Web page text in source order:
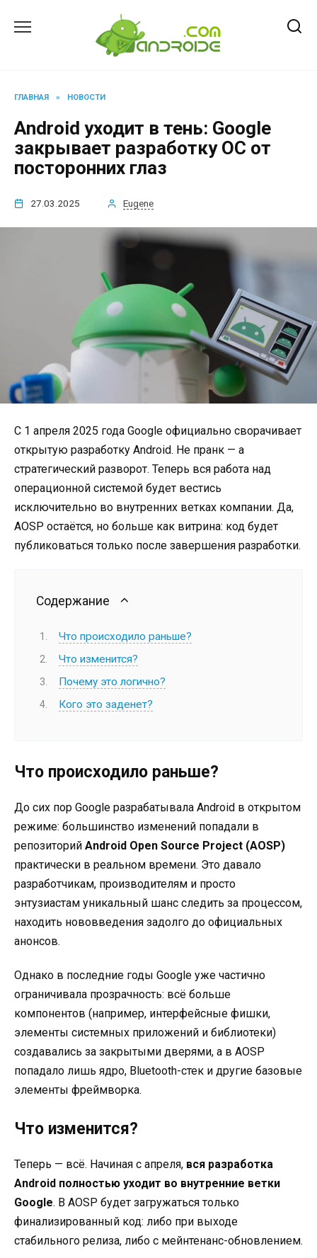
ГЛАВНАЯ » НОВОСТИ
Android уходит в тень: Google
закрывает разработку ОС от
посторонних глаз
27.03.2025 Eugene
С 1 апреля 2025 года Google официально сворачивает
открытую разработку Android. Не пранк — а
стратегический разворот. Теперь вся работа над
операционной системой будет вестись
исключительно во внутренних ветках компании. Да,
AOSP остаётся, но больше как витрина: код будет
публиковаться только после завершения разработки.
Содержание
Что происходило раньше?
Что изменится?
Почему это логично?
Кого это заденет?
Что происходило раньше?
До сих пор Google разрабатывала Android в открытом
режиме: большинство изменений попадали в
репозиторий Android Open Source Project (AOSP)
практически в реальном времени. Это давало
разработчикам, производителям и просто
энтузиастам уникальный шанс следить за процессом,
находить нововведения задолго до официальных
анонсов.
Однако в последние годы Google уже частично
ограничивала прозрачность: всё больше
компонентов (например, интерфейсные фишки,
элементы системных приложений и библиотеки)
создавались за закрытыми дверями, а в AOSP
попадало лишь ядро, Bluetooth-стек и другие базовые
элементы фреймворка.
Что изменится?
Теперь — всё. Начиная с апреля, вся разработка
Android полностью уходит во внутренние ветки
Google. В AOSP будет загружаться только
финализированный код: либо при выходе
стабильного релиза, либо с мейнтенанс-обновлением.